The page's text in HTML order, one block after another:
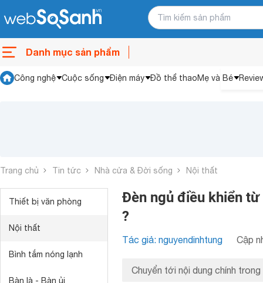
Danh mục sản phẩm
Công nghệ Cuộc sống Điện máy Đồ thể thaoMẹ và Bé
Trang chủ Tin tức Nhà cửa & Đời sống Nội thất
Thiết bị văn phòng
Nội thất
Bình tắm nóng lạnh
Bàn là - Bàn ủi
Đèn ngủ điều khiển
?
Tác giả: nguyendinhtung Cập
Chuyển tới nội dung chính trong